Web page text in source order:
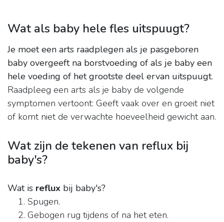
Wat als baby hele fles uitspuugt?
Je moet een arts raadplegen als je pasgeboren
baby overgeeft na borstvoeding of als je baby een
hele voeding of het grootste deel ervan uitspuugt.
Raadpleeg een arts als je baby de volgende
symptomen vertoont: Geeft vaak over en groeit niet
of komt niet de verwachte hoeveelheid gewicht aan.
Wat zijn de tekenen van reflux bij
baby's?
Wat is reflux bij baby's?
Spugen.
Gebogen rug tijdens of na het eten.